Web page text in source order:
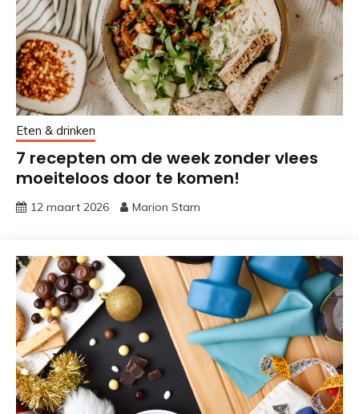
Eten & drinken
7 recepten om de week zonder vlees
moeiteloos door te komen!
12 maart 2026 Marion Stam